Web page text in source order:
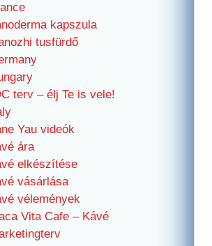
kapszula
tusfürdő
terv – élj Te is vele!
Yau videók
ára
elkészítése
vásárlása
vélemények
Vita Cafe – Kávé